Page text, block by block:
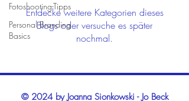
Fotoshooting-Tipps
Personal Branding
Basics
Entdecke weitere Kategorien dieses
Blogs oder versuche es später
nochmal.
© 2024 by Joanna Sionkowski - Jo Beck